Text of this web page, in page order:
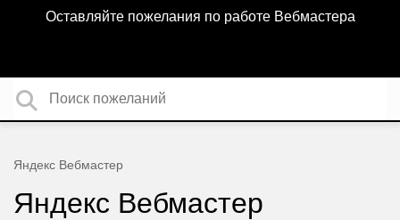
Оставляйте пожелания по работе Вебмастера
Яндекс Вебмастер
Яндекс Вебмастер